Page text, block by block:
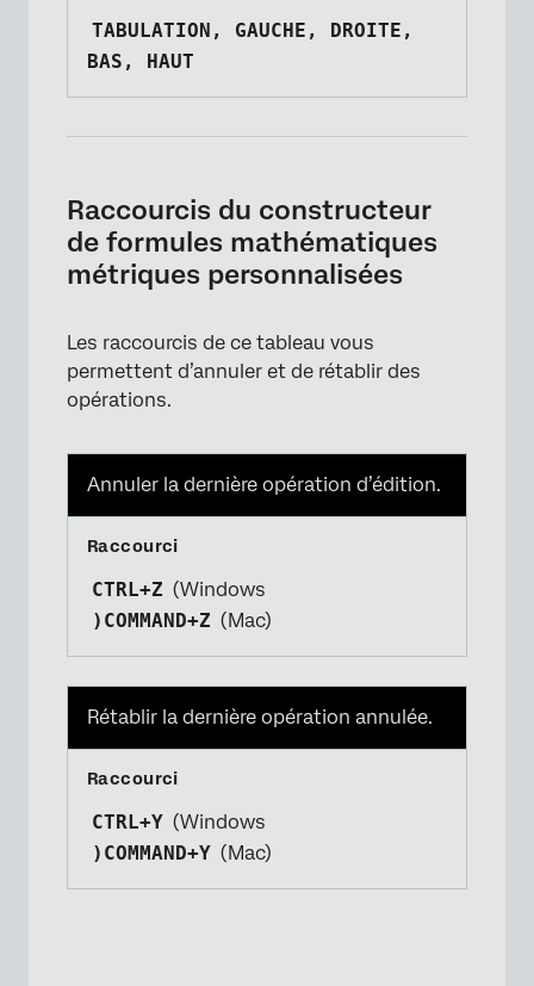
TABULATION, GAUCHE, DROITE,
BAS, HAUT
Raccourcis du constructeur
de formules mathématiques
métriques personnalisées
Les raccourcis de ce tableau vous
permettent d’annuler et de rétablir des
opérations.
Annuler la dernière opération d’édition.
CTRL+Z (Windows
)COMMAND+Z (Mac)
Rétablir la dernière opération annulée.
CTRL+Y (Windows
)COMMAND+Y (Mac)